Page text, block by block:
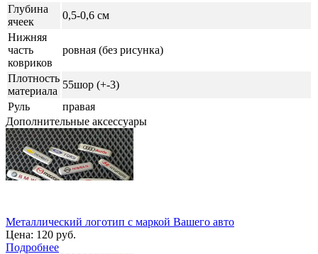
Глубина
ячеек
0,5-0,6 см
Нижняя
часть
ковриков
ровная (без рисунка)
Плотность
материала
55шор (+-3)
Руль
правая
Дополнительные аксессуары
Металлический логотип с маркой Вашего авто
Цена: 120 руб.
Подробнее